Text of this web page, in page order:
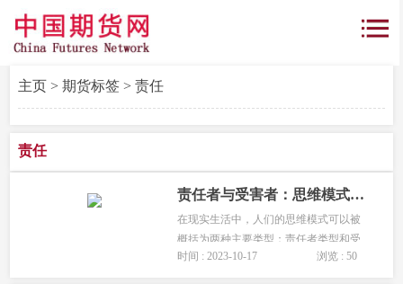
主页> 期货标签> 责任
责任
责任者与受害者：思维模式对交易的影响
在现实生活中，人们的思维模式可以被
概括为两种主要类型：责任者类型和受
害者类型。这两种不同的思维方式对我
时间 : 2023-10-17 浏览 : 50